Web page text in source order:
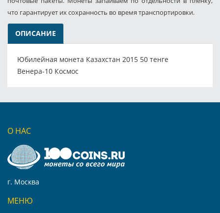
что гарантирует их сохранность во время транспортировки.
ОПИСАНИЕ
Юбилейная монета Казахстан 2015 50 тенге
Венера-10 Космос
О НАС
г. Москва
МЕНЮ